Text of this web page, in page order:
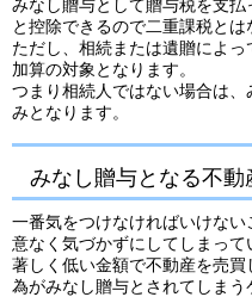
みなし贈与として贈与税を支
と控除できるので二重課税とは
ただし、相続または遺贈によ
加算の対象となります。
つまり相続人ではない場合は
みとなります。
みなし贈与となる不動
一番気をつけなければいけな
意なく気づかずにしてしまって
著しく低い金額で不動産を売
為がみなし贈与とされてしまう